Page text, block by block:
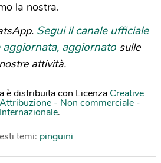
la nostra.
Segui il canale ufficiale
aggiornato sulle
attività.
è distribuita con Licenza Creative
- Non commerciale -
.
temi: pinguini